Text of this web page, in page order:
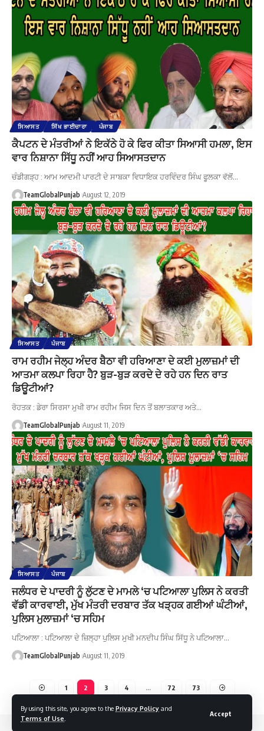
By using this site, you agree to the Privacy Policy and
Terms of Use
Accept
ਸਿਆਸਤ ਸਿੱਖ ਭਾਈਚਾਰਾ ਪੰਜਾਬ
ਕੈਪਟਨ ਦੇ ਮੰਤਰੀਆਂ ਨੇ ਇਕੱਠੇ ਹੋ ਕੇ ਫਿਰ ਕੀਤਾ ਸਿਆਸੀ ਹਮਲਾ, ਇਸ
ਵਾਰ ਨਿਸ਼ਾਨਾ ਸਿੱਧੂ ਨਹੀਂ ਆਹ ਸਿਆਸਤਦਾਨ
ਚੰਡੀਗੜ੍ਹ : ਆਮ ਆਦਮੀ ਪਾਰਟੀ ਦੇ ਸਾਬਕਾ ਵਿਧਾਇਕ ਹਰਵਿੰਦਰ ਸਿੰਘ ਫੂਲਕਾ ਵੱਲੋਂ…
TeamGlobalPunjab August 12, 2019
ਸਿਆਸਤ ਪੰਜਾਬ
ਰਾਮ ਰਹੀਮ ਜੇਲ੍ਹ ਅੰਦਰ ਬੈਠਾ ਵੀ ਹਰਿਆਣਾ ਦੇ ਕਈ ਮੁਲਾਜ਼ਮਾਂ ਦੀ
ਆਤਮਾ ਕਲਪਾ ਰਿਹਾ ਹੈ? ਬੁੜ-ਬੁੜ ਕਰਦੇ ਦੇ ਰਹੇ ਹਨ ਦਿਨ ਰਾਤ
ਡਿਊਟੀਆਂ?
ਰੋਹਤਕ : ਡੇਰਾ ਸਿਰਸਾ ਮੁਖੀ ਰਾਮ ਰਹੀਮ ਜਿਸ ਦਿਨ ਤੋਂ ਬਲਾਤਕਾਰ ਅਤੇ…
TeamGlobalPunjab August 11, 2019
ਸਿਆਸਤ ਪੰਜਾਬ
ਜਲੰਧਰ ਦੇ ਪਾਦਰੀ ਨੂੰ ਲੁੱਟਣ ਦੇ ਮਾਮਲੇ ‘ਚ ਪਟਿਆਲਾ ਪੁਲਿਸ ਨੇ ਕਰਤੀ
ਵੱਡੀ ਕਾਰਵਾਈ, ਮੁੱਖ ਮੰਤਰੀ ਦਰਬਾਰ ਤੱਕ ਖੜ੍ਹਕ ਗਈਆਂ ਘੰਟੀਆਂ,
ਪੁਲਿਸ ਮੁਲਾਜ਼ਮਾਂ ‘ਚ ਸਹਿਮ
ਪਟਿਆਲਾ : ਪਟਿਆਲਾ ਦੇ ਜ਼ਿਲ੍ਹਾ ਪੁਲਿਸ ਮੁਖੀ ਮਨਦੀਪ ਸਿੰਘ ਸਿੱਧੂ ਨੇ ਪਟਿਆਲਾ…
TeamGlobalPunjab August 11, 2019
1 2 3 4 … 72 73